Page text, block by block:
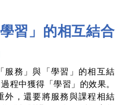
習」的相互結合
服務」與「學習」的相互結
程中獲得「學習」的效果。
外，還要將服務與課程相結